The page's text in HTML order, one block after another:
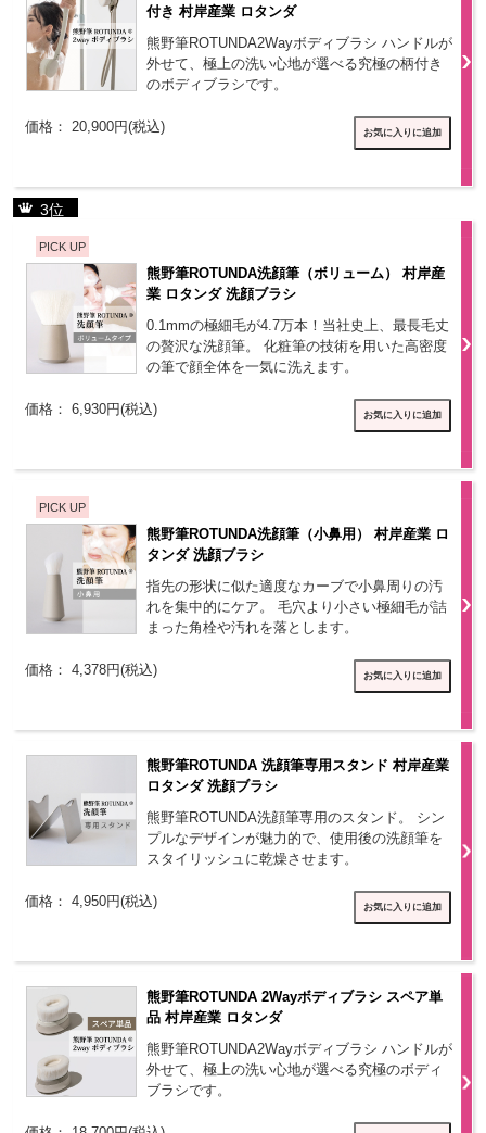
付き 村岸産業 ロタンダ
熊野筆ROTUNDA2Wayボディブラシ ハンドルが
外せて、極上の洗い心地が選べる究極の柄付き
のボディブラシです。
価格： 20,900円(税込)
3位
PICK UP
熊野筆ROTUNDA洗顔筆（ボリューム） 村岸産
業 ロタンダ 洗顔ブラシ
0.1mmの極細毛が4.7万本！当社史上、最長毛丈
の贅沢な洗顔筆。 化粧筆の技術を用いた高密度
の筆で顔全体を一気に洗えます。
価格： 6,930円(税込)
PICK UP
熊野筆ROTUNDA洗顔筆（小鼻用） 村岸産業 ロ
タンダ 洗顔ブラシ
指先の形状に似た適度なカーブで小鼻周りの汚
れを集中的にケア。 毛穴より小さい極細毛が詰
まった角栓や汚れを落とします。
価格： 4,378円(税込)
熊野筆ROTUNDA 洗顔筆専用スタンド 村岸産業
ロタンダ 洗顔ブラシ
熊野筆ROTUNDA洗顔筆専用のスタンド。 シン
プルなデザインが魅力的で、使用後の洗顔筆を
スタイリッシュに乾燥させます。
価格： 4,950円(税込)
熊野筆ROTUNDA 2Wayボディブラシ スペア単
品 村岸産業 ロタンダ
熊野筆ROTUNDA2Wayボディブラシ ハンドルが
外せて、極上の洗い心地が選べる究極のボディ
ブラシです。